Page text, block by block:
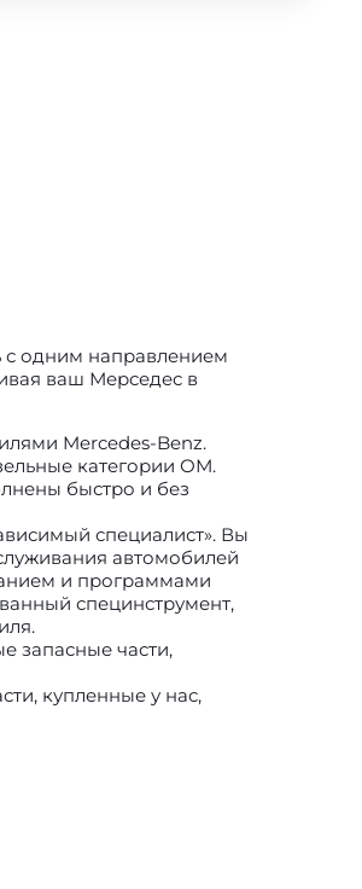
с одним направлением
ваш Мерседес в
Mercedes-Benz.
категории ОМ.
быстро и без
специалист». Вы
автомобилей
и программами
специнструмент,
запасные части,
купленные у нас,